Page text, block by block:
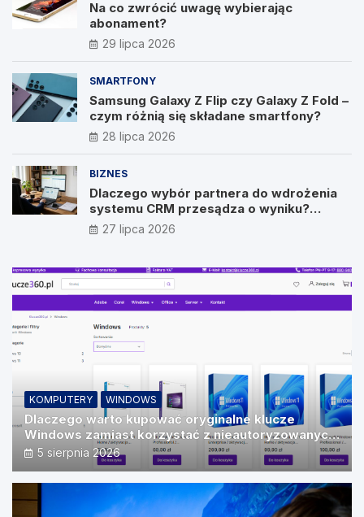
Na co zwrócić uwagę wybierając
abonament?
29 lipca 2026
SMARTFONY
Samsung Galaxy Z Flip czy Galaxy Z Fold –
czym różnią się składane smartfony?
28 lipca 2026
BIZNES
Dlaczego wybór partnera do wdrożenia
systemu CRM przesądza o wyniku?
Wywiad z Pawłem Prymakowskim, CEO IT
Vision
27 lipca 2026
KOMPUTERY WINDOWS
Dlaczego warto kupować oryginalne klucze
Windows zamiast korzystać z nieautoryzowanych
źródeł?
5 sierpnia 2026